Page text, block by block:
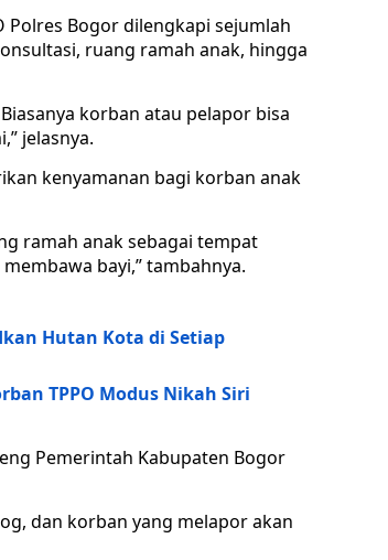
Polres Bogor dilengkapi sejumlah
ruang ramah anak, hingga
korban atau pelapor bisa
jelasnya.
kenyamanan bagi korban anak
ramah anak sebagai tempat
bayi,” tambahnya.
Hutan Kota di Setiap
TPPO Modus Nikah Siri
Pemerintah Kabupaten Bogor
dan korban yang melapor akan